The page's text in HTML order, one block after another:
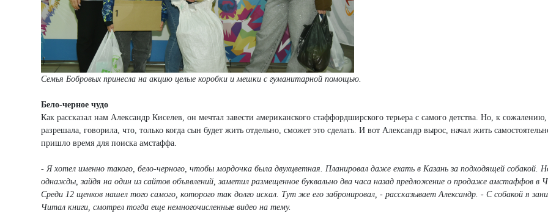
Семья Бобровых принесла на акцию целые коробки и мешки с гуманитарной помощью.
Бело-черное чудо
Как рассказал нам Александр Киселев, он мечтал завести американского стаффордширского терьера с самого детства. Но, к
разрешала, говорила, что, только когда сын будет жить отдельно, сможет это сделать. И вот Александр вырос, начал жить
пришло время для поиска амстаффа.
- Я хотел именно такого, бело-черного, чтобы мордочка была двухцветная. Планировал даже ехать в Казань за подходящей собакой.
однажды, зайдя на один из сайтов объявлений, заметил размещенное буквально два часа назад предложение о продаже амстаффов в
Среди 12 щенков нашел того самого, которого так долго искал. Тут же его забронировал, - рассказывает Александр. - С собакой я
Читал книги, смотрел тогда еще немногочисленные видео на тему.